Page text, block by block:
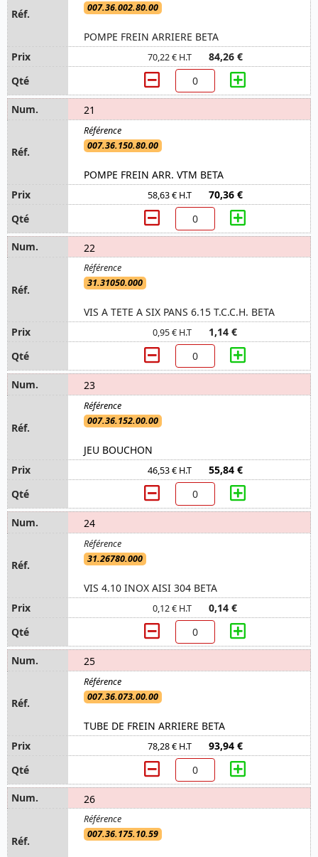
007.36.002.80.00
POMPE FREIN ARRIERE BETA
70,22 € H.T 84,26 €
21
007.36.150.80.00
POMPE FREIN ARR. VTM BETA
58,63 € H.T 70,36 €
22
31.31050.000
VIS A TETE A SIX PANS 6.15 T.C.C.H. BETA
0,95 € H.T 1,14 €
23
007.36.152.00.00
JEU BOUCHON
46,53 € H.T 55,84 €
24
31.26780.000
VIS 4.10 INOX AISI 304 BETA
0,12 € H.T 0,14 €
25
007.36.073.00.00
TUBE DE FREIN ARRIERE BETA
78,28 € H.T 93,94 €
26
007.36.175.10.59